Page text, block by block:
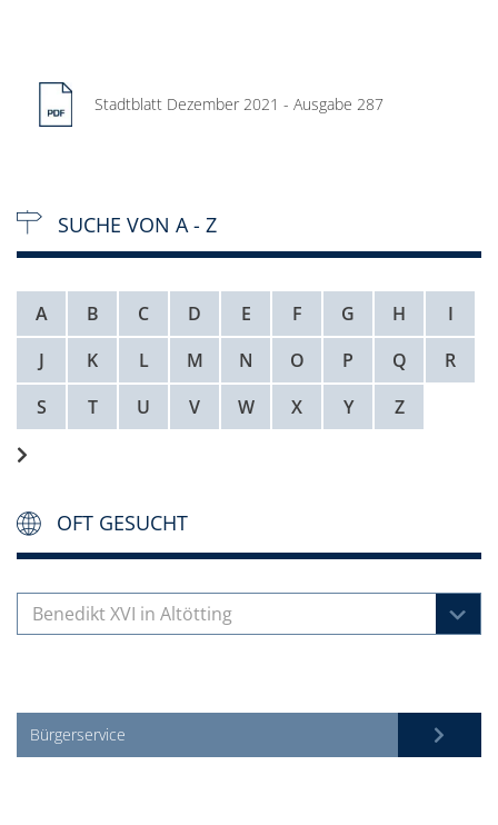
Stadtblatt Dezember 2021 - Ausgabe 287
SUCHE VON A - Z
A B C D E F G H
I
J
K L M N O P Q
R
S
T U V W X Y Z
OFT GESUCHT
Benedikt XVI in Altötting
Bürgerservice